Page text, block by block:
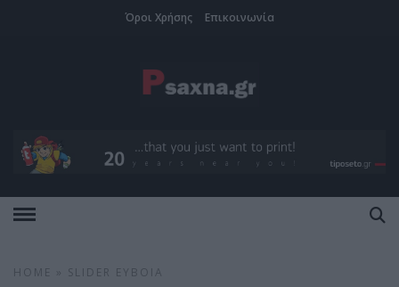
Όροι Χρήσης Επικοινωνία
HOME SLIDER ΕΎΒΟΙΑ